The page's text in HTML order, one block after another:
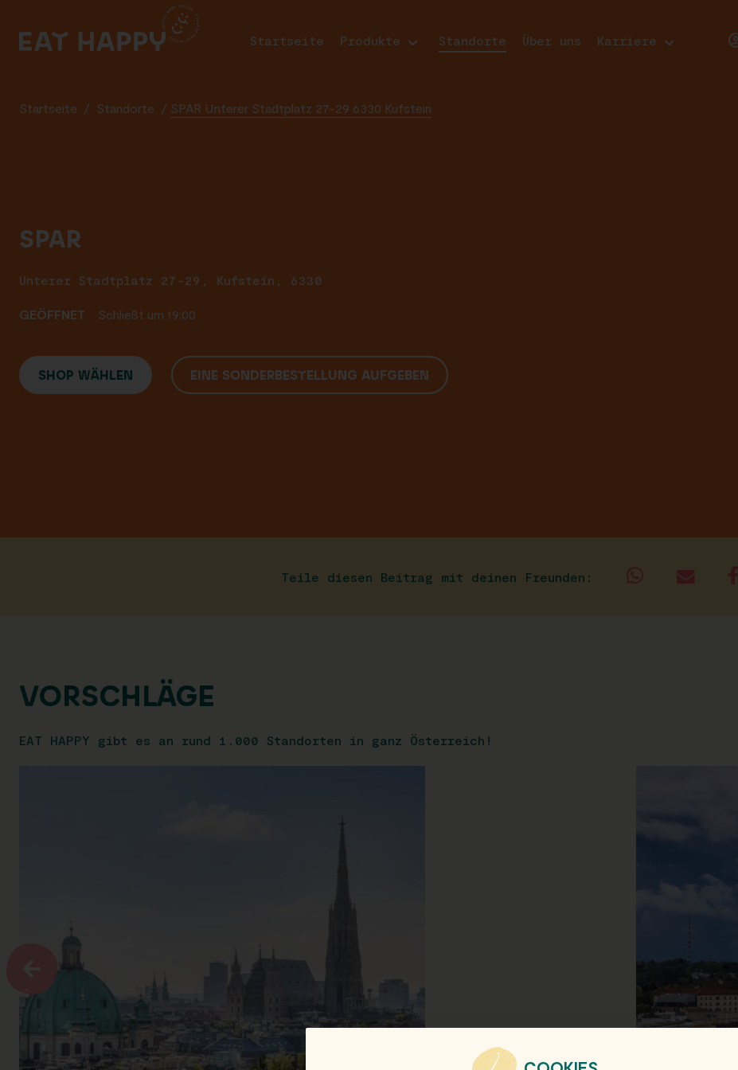
MAIN
Startseite Produkte Standorte Über uns Karriere
Startseite / Standorte / SPAR Unterer Stadtplatz 27-29 6330 Kufstein
SPAR
Unterer Stadtplatz 27-29, Kufstein, 6330
GEÖFFNET Schließt um 19:00
SHOP WÄHLEN EINE SONDERBESTELLUNG AUFGEBEN
Teile diesen Beitrag mit deinen Freunden:
VORSCHLÄGE
EAT HAPPY gibt es an rund 1.000 Standorten in ganz Österreich!